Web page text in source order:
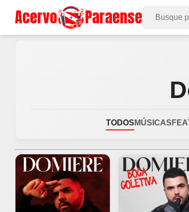
Acervo Paraense Buscar no
TODOS MÚSICAS